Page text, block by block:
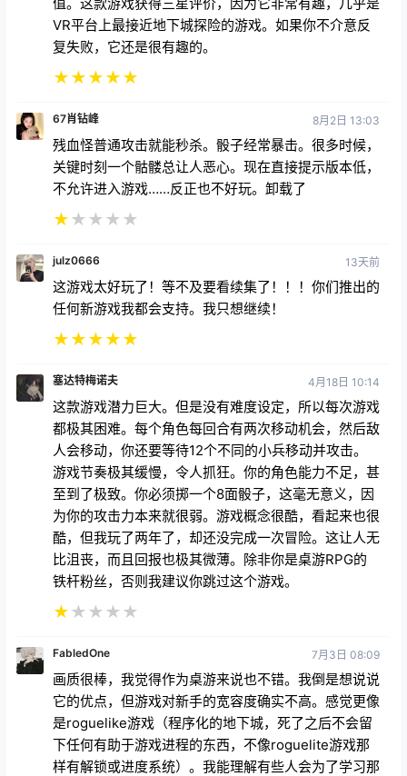
我一开始就很喜欢这款游戏。它丰富的细节、动画、可
玩性和操控性，让它真正成为VR平台上梦幻般的桌面
游戏体验。但它让我失望的地方在于那些不断刷新的怪
物。你会被怪物无休止地追杀，而你的角色却弱得可
战斗力，情况就会有所不同，但事实并非如此。你的敌
人会变得越来越强大，对你的角色造成巨大的伤害，而
你的生命值上限只有10点，每回合只能获得2-3点生命
值。这款游戏获得三星评价，因为它非常有趣，几乎是
复失败，它还是很有趣的。
★★★
67肖钻峰
关键时刻一个骷髅总让人恶心。现在直接提示版本低，
不允许进入游戏……反正也不好玩。卸载了
★★★★★
julz0666 13天前
这游戏太好玩了！等不及要看续集了！！！你们推出的
任何新游戏我都会支持。我只想继续！
★★★★★
塞达特梅诺夫 4月18日 10:14
这款游戏潜力巨大。但是没有难度设定，所以每次游戏
都极其困难。每个角色每回合有两次移动机会，然后敌
游戏节奏极其缓慢，令人抓狂。你的角色能力不足，甚
至到了极致。你必须掷一个8面骰子，这毫无意义，因
为你的攻击力本来就很弱。游戏概念很酷，看起来也很
酷，但我玩了两年了，却还没完成一次冒险。这让人无
比沮丧，而且回报也极其微薄。除非你是桌游RPG的
铁杆粉丝，否则我建议你跳过这个游戏。